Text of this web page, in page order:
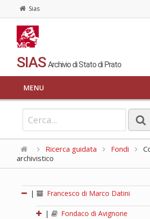
Sias
SIAS Archivio di Stato di Prato
MENU
Ricerca guidata Fondi
archivistico
| Francesco di Marco Datini
|
Fondaco di Avignone